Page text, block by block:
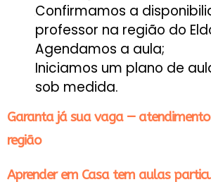
Confirmamos a
professor na região do
Agendamos a aula;
Iniciamos um plano de
sob medida.
Garanta já sua vaga —
região
Aprender em Casa tem aulas